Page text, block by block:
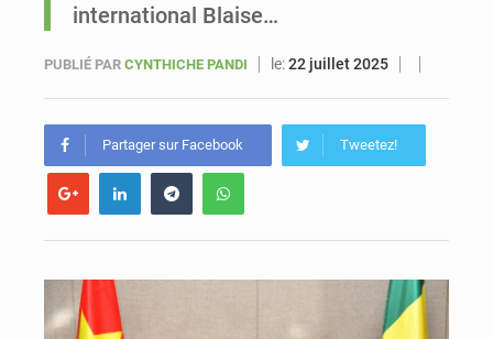
international Blaise…
PUBLIÉ PAR CYNTHICHE PANDI le:22 juillet 2025
Partager sur Facebook Tweetez!